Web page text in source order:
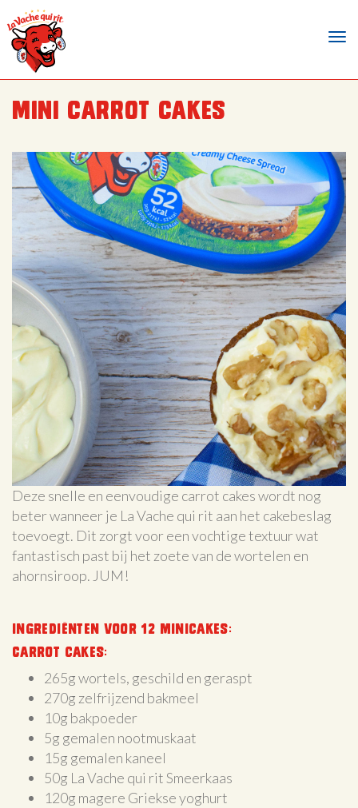
Mini carrot cakes
Deze snelle en eenvoudige carrot cakes wordt nog
beter wanneer je La Vache qui rit aan het cakebeslag
toevoegt. Dit zorgt voor een vochtige textuur wat
fantastisch past bij het zoete van de wortelen en
ahornsiroop. JUM!
Ingrediënten voor 12 minicakes:
Carrot cakes:
265g wortels, geschild en geraspt
270g zelfrijzend bakmeel
10g bakpoeder
5g gemalen nootmuskaat
15g gemalen kaneel
50g La Vache qui rit Smeerkaas
120g magere Griekse yoghurt